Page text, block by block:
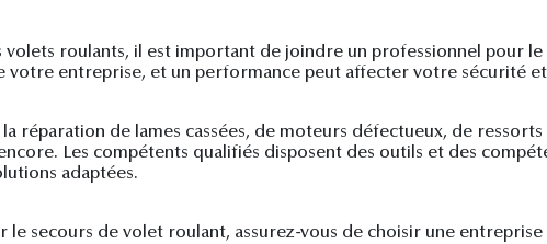
roulants, il est important de joindre un professionnel pour le
votre entreprise, et un performance peut affecter votre sécurité
réparation de lames cassées, de moteurs défectueux, de ressorts
Les compétents qualifiés disposent des outils et des
adaptées.
le secours de volet roulant, assurez-vous de choisir une